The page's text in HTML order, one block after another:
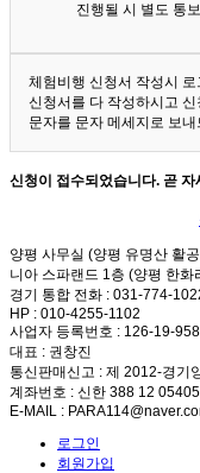
진행될 시 별도 통
체험비행 신청서 작성시
신청서를 다 작성하시고
문자를 문자 메세지로 보
신청이 접수되었습니다. 곧
양평 사무실 (양평 유명산 활
니아 스파랜드 1층 (양평 한화
경기 통합 전화 : 031-774-
HP : 010-4255-1102
사업자 등록번호 : 126-19-
대표 : 권창진
통신판매신고 : 제 2012-경기
계좌번호 : 신한 388 12
E-MAIL :
로그인
회원가입